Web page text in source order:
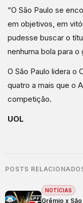
“O São Paulo se
em objetivos, em
pudesse buscar o
nenhuma bola para o
O São Paulo lidera o
quatro a mais que o
competição.
UOL
POSTS
NOTÍCIAS
Grêmio x